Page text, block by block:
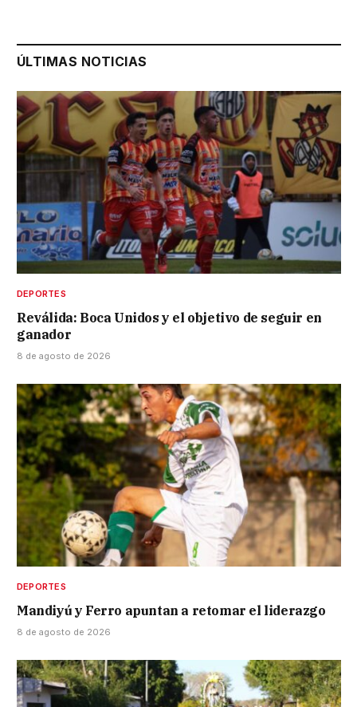
ÚLTIMAS NOTICIAS
DEPORTES
Reválida: Boca Unidos y el objetivo de seguir en
ganador
8 de agosto de 2026
DEPORTES
Mandiyú y Ferro apuntan a retomar el liderazgo
8 de agosto de 2026